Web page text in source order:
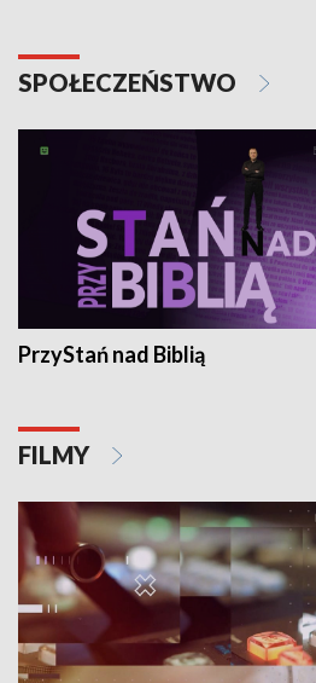
SPOŁECZEŃSTWO
PrzyStań nad Biblią
FILMY